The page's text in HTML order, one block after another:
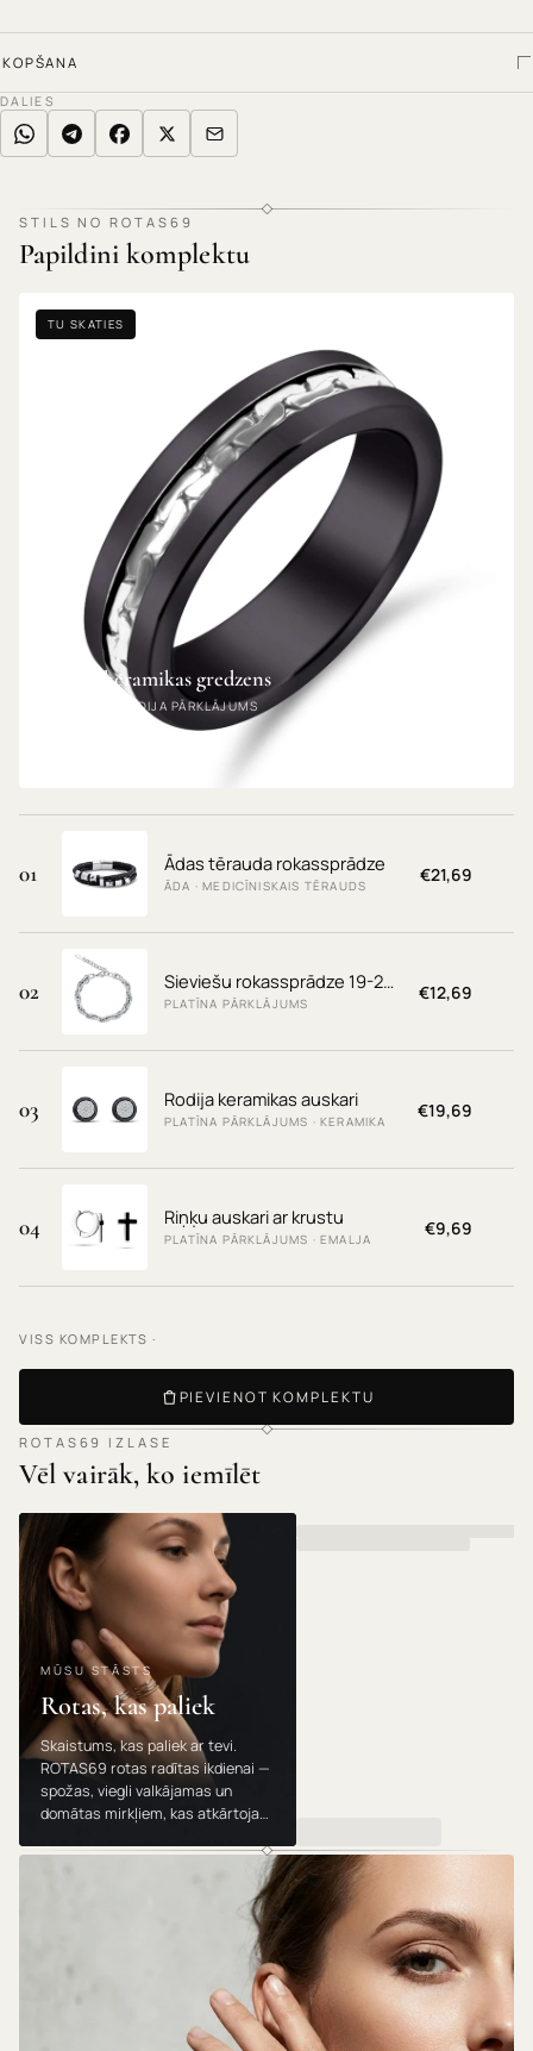
KOPŠANA
DALIES
STILS NO ROTAS69
Papildini komplektu
TU SKATIES
Rodija keramikas gredzens
KERAMIKA · RODIJA PĀRKLĀJUMS
01 Ādas tērauda rokassprādze
ĀDA · MEDICĪNISKAIS TĒRAUDS
€21,69
02 Sieviešu rokassprādze 19-22cm
PLATĪNA PĀRKLĀJUMS
€12,69
03 Rodija keramikas auskari
PLATĪNA PĀRKLĀJUMS · KERAMIKA
€19,69
04 Riņķu auskari ar krustu
PLATĪNA PĀRKLĀJUMS · EMALJA
€9,69
VISS KOMPLEKTS ·
PIEVIENOT KOMPLEKTU
ROTAS69 IZLASE
Vēl vairāk, ko iemīlēt
MŪSU STĀSTS
Rotas, kas paliek
Skaistums, kas paliek ar tevi.
ROTAS69 rotas radītas ikdienai —
spožas, viegli valkājamas un
domātas mirkļiem, kas atkārtojas.
gada.